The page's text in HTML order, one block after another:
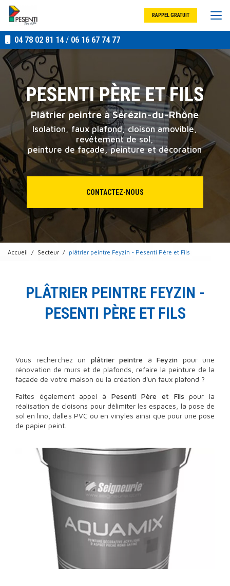
Aller
contenu
principal
04 78 02 81 14/ 06 16 67 74 77
RAPPEL GRATUIT
Plâtrier peintre à Sérézin-du-Rhône
Isolation, faux plafond, cloison amovible,
revêtement de sol,
peinture de façade, peinture et décoration
CONTACTEZ-NOUS
Accueil Secteur plâtrier peintre Feyzin - Pesenti Père et Fils
PLÂTRIER PEINTRE FEYZIN -
PESENTI PÈRE ET FILS
Vous recherchez un plâtrier peintre à Feyzin pour une
rénovation de murs et de plafonds, refaire la peinture de la
façade de votre maison ou la création d'un faux plafond ?
Faites également appel à Pesenti Père et Fils pour la
réalisation de cloisons pour délimiter les espaces, la pose de
sol en lino, dalles PVC ou en vinyles ainsi que pour une pose
de papier peint.